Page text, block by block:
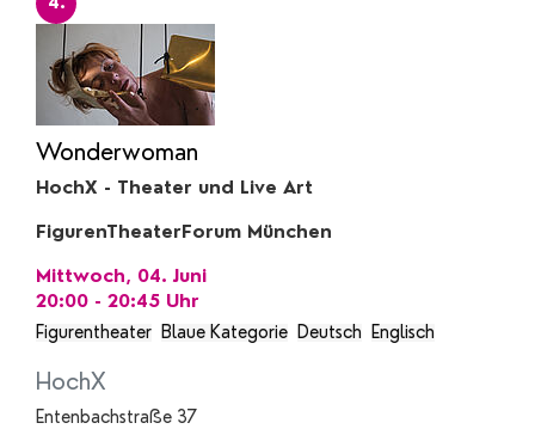
Wonderwoman
HochX - Theater und Live Art
FigurenTheaterForum München
Mittwoch, 04. Juni
20:00 - 20:45 Uhr
Figurentheater Blaue Kategorie Deutsch Englisch
HochX
Entenbachstraße 37